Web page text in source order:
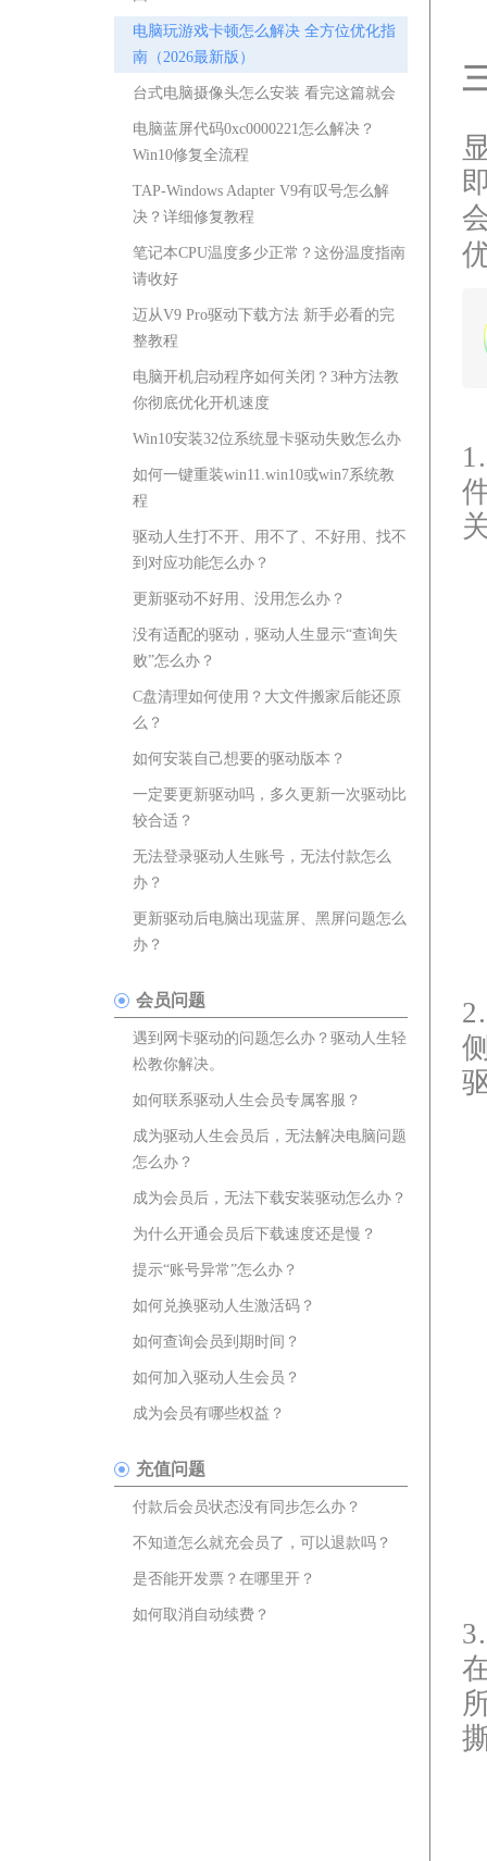
电脑玩游戏卡顿怎么解决 全方位优化指
南（2026最新版）
台式电脑摄像头怎么安装 看完这篇就会
电脑蓝屏代码0xc0000221怎么解决？
Win10修复全流程
TAP-Windows Adapter V9有叹号怎么解
决？详细修复教程
笔记本CPU温度多少正常？这份温度指南
请收好
迈从V9 Pro驱动下载方法 新手必看的完
整教程
电脑开机启动程序如何关闭？3种方法教
你彻底优化开机速度
Win10安装32位系统显卡驱动失败怎么办
如何一键重装win11.win10或win7系统教
程
驱动人生打不开、用不了、不好用、找不
到对应功能怎么办？
更新驱动不好用、没用怎么办？
没有适配的驱动，驱动人生显示“查询失
败”怎么办？
C盘清理如何使用？大文件搬家后能还原
么？
如何安装自己想要的驱动版本？
一定要更新驱动吗，多久更新一次驱动比
较合适？
无法登录驱动人生账号，无法付款怎么
办？
更新驱动后电脑出现蓝屏、黑屏问题怎么
办？
会员问题
遇到网卡驱动的问题怎么办？驱动人生轻
松教你解决。
如何联系驱动人生会员专属客服？
成为驱动人生会员后，无法解决电脑问题
怎么办？
成为会员后，无法下载安装驱动怎么办？
为什么开通会员后下载速度还是慢？
提示“账号异常”怎么办？
如何兑换驱动人生激活码？
如何查询会员到期时间？
如何加入驱动人生会员？
成为会员有哪些权益？
充值问题
付款后会员状态没有同步怎么办？
不知道怎么就充会员了，可以退款吗？
是否能开发票？在哪里开？
如何取消自动续费？